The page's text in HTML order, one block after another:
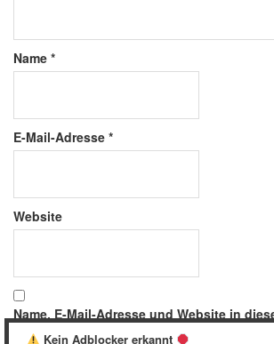
Name *
E-Mail-Adresse *
Website
Name, E-Mail-Adresse und Website in
meinen nächsten Kommentar speichern.
Kein Adblocker erkannt